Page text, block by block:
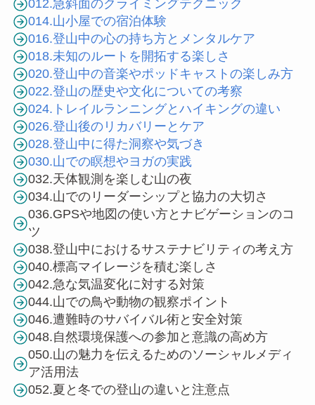
012.急斜面のクライミングテクニック
014.山小屋での宿泊体験
016.登山中の心の持ち方とメンタルケア
018.未知のルートを開拓する楽しさ
020.登山中の音楽やポッドキャストの楽しみ方
022.登山の歴史や文化についての考察
024.トレイルランニングとハイキングの違い
026.登山後のリカバリーとケア
028.登山中に得た洞察や気づき
030.山での瞑想やヨガの実践
032.天体観測を楽しむ山の夜
034.山でのリーダーシップと協力の大切さ
036.GPSや地図の使い方とナビゲーションのコ
ツ
038.登山中におけるサステナビリティの考え方
040.標高マイレージを積む楽しさ
042.急な気温変化に対する対策
044.山での鳥や動物の観察ポイント
046.遭難時のサバイバル術と安全対策
048.自然環境保護への参加と意識の高め方
050.山の魅力を伝えるためのソーシャルメディ
ア活用法
052.夏と冬での登山の違いと注意点